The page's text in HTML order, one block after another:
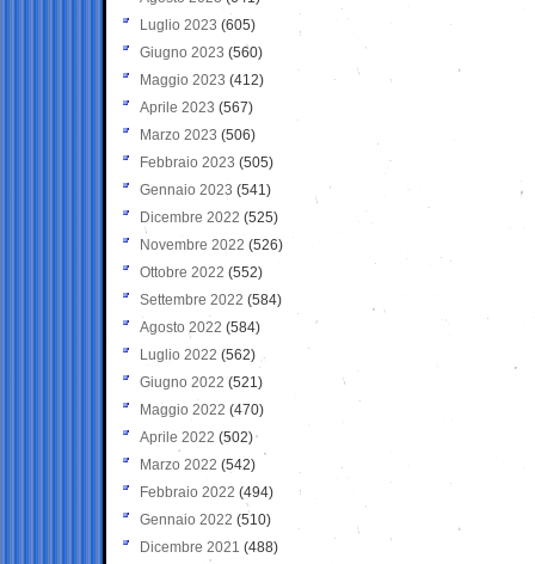
Luglio 2023 (605)
Giugno 2023 (560)
Maggio 2023 (412)
Aprile 2023 (567)
Marzo 2023 (506)
Febbraio 2023 (505)
Gennaio 2023 (541)
Dicembre 2022 (525)
Novembre 2022 (526)
Ottobre 2022 (552)
Settembre 2022 (584)
Agosto 2022 (584)
Luglio 2022 (562)
Giugno 2022 (521)
Maggio 2022 (470)
Aprile 2022 (502)
Marzo 2022 (542)
Febbraio 2022 (494)
Gennaio 2022 (510)
Dicembre 2021 (488)